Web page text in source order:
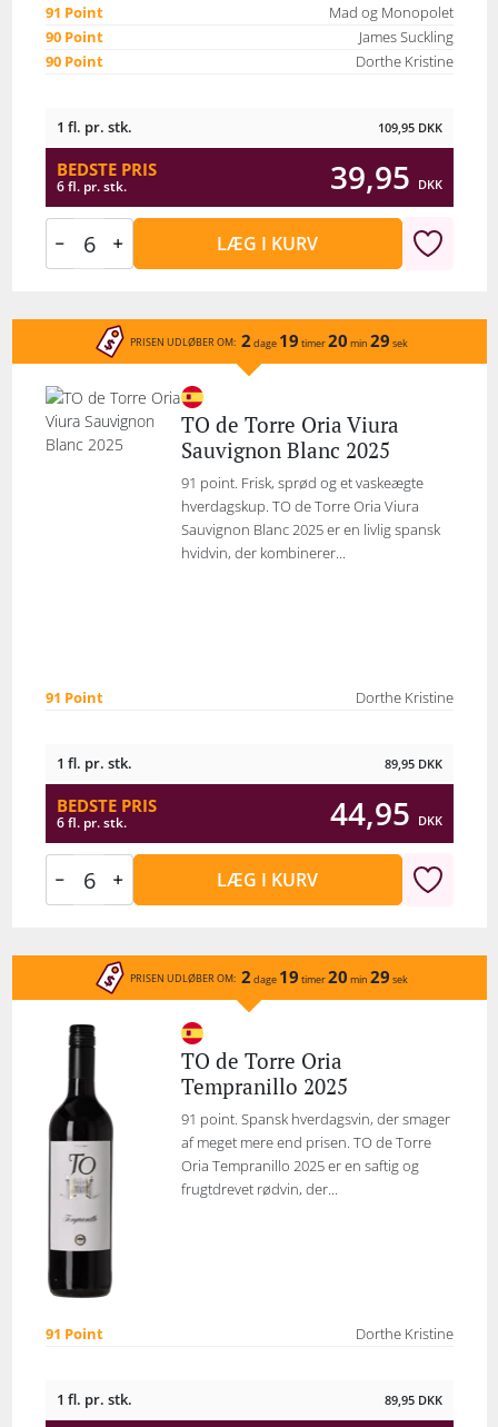
91 Point
Mad og Monopolet
90 Point
James Suckling
90 Point
Dorthe Kristine
1 fl. pr. stk. 109,95 DKK
BEDSTE PRIS
6 fl. pr. stk. 39,95 DKK
LÆG I KURV
PRISEN UDLØBER OM: 2 dage 19 timer20 min 29 sek
TO de Torre Oria Viura
Sauvignon Blanc 2025
91 point. Frisk, sprød og et vaskeægte
hverdagskup. TO de Torre Oria Viura
Sauvignon Blanc 2025 er en livlig spansk
hvidvin, der kombinerer...
91 Point Dorthe Kristine
1 fl. pr. stk. 89,95 DKK
BEDSTE PRIS
6 fl. pr. stk. 44,95 DKK
LÆG I KURV
PRISEN UDLØBER OM: 2 dage 19 timer20 min 29 sek
TO de Torre Oria
Tempranillo 2025
91 point. Spansk hverdagsvin, der smager
af meget mere end prisen. TO de Torre
Oria Tempranillo 2025 er en saftig og
frugtdrevet rødvin, der...
91 Point Dorthe Kristine
1 fl. pr. stk. 89,95 DKK